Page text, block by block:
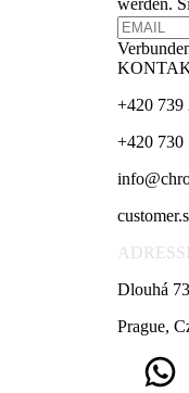
werden.
+420 739
+420 730
Dlouhá
Prague,